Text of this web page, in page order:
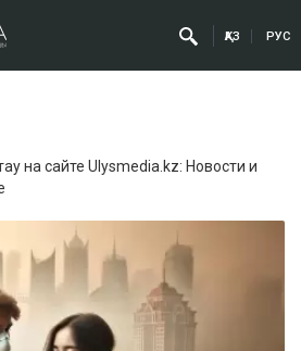
ҚАЗ РУС
на сайте Ulysmedia.kz: Новости и